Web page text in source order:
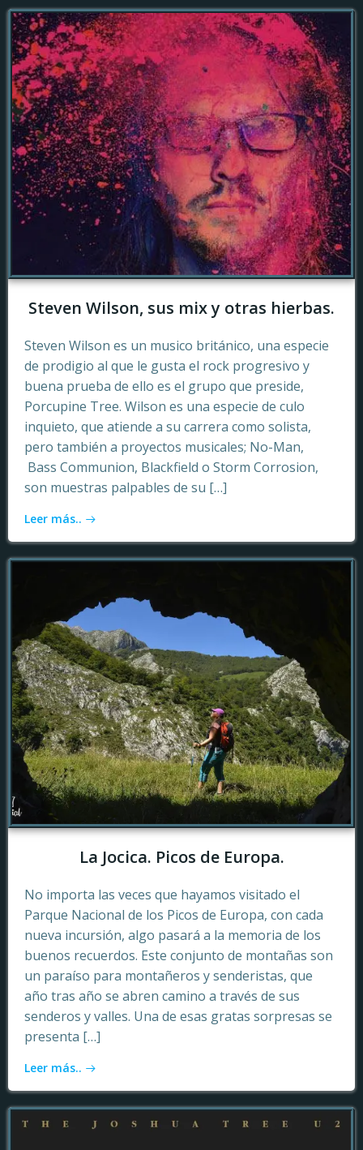
Steven Wilson, sus mix y otras hierbas.
Steven Wilson es un musico británico, una especie
de prodigio al que le gusta el rock progresivo y
buena prueba de ello es el grupo que preside,
Porcupine Tree. Wilson es una especie de culo
inquieto, que atiende a su carrera como solista,
pero también a proyectos musicales; No-Man,
Bass Communion, Blackfield o Storm Corrosion,
son muestras palpables de su […]
Leer más..
La Jocica. Picos de Europa.
No importa las veces que hayamos visitado el
Parque Nacional de los Picos de Europa, con cada
nueva incursión, algo pasará a la memoria de los
buenos recuerdos. Este conjunto de montañas son
un paraíso para montañeros y senderistas, que
año tras año se abren camino a través de sus
senderos y valles. Una de esas gratas sorpresas se
presenta […]
Leer más..